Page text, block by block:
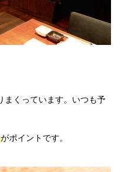
まくっています。いつも予
がポイントです。